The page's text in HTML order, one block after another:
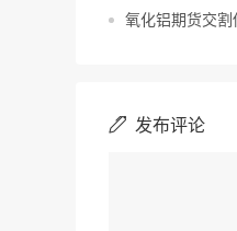
氧化铝期货交割
发布评论